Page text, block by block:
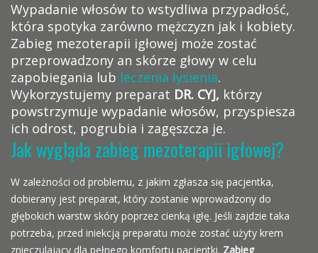
Wypadanie włosów to wstydliwa przypadłość,
która spotyka zarówno mężczyzn jak i kobiety.
Zabieg mezoterapii igłowej może zostać
przeprowadzony an skórze głowy w celu
zapobiegania lub leczenia łysienia.
Wykorzystujemy preparat DR. CYJ, którzy
powstrzymuje wypadanie włosów, przyspiesza
ich odrost, pogrubia i zagęszcza je.
Jak wygląda zabieg mezoterapii igłowej?
W zależności od problemu, z jakim zgłasza się pacjentka,
dobierany jest preparat, który zostanie wprowadzony do
głębokich warstw skóry poprzez cienką igłę. Jeśli zajdzie taka
potrzeba, przed iniekcją preparatu może zostać użyty krem
znieczulający dla pełnego komfortu pacjentki. Zabieg